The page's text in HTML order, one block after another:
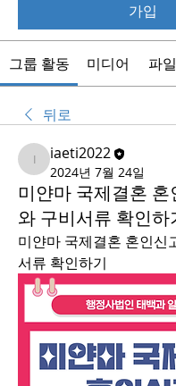
가입
그룹 활동 미디어 파일
뒤로
iaeti2022
iaeti2022
2024년 7월 24일
미얀마 국제결혼
와 구비서류 확인하
미얀마 국제결혼 혼인신
서류 확인하기